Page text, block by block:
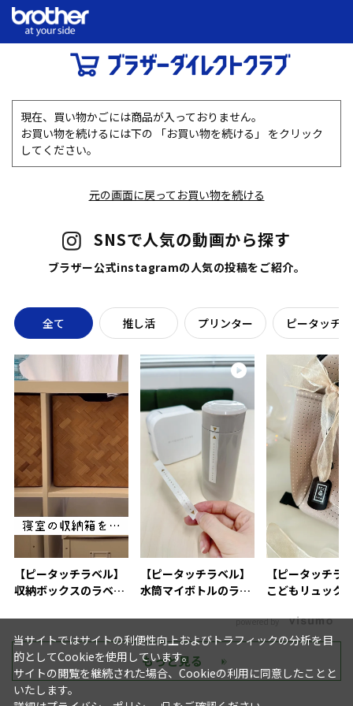
現在、買い物かごには商品が入っておりません。
お買い物を続けるには下の 「お買い物を続ける」 をクリック
してください。
元の画面に戻ってお買い物を続ける
SNSで人気の動画から探す
ブラザー公式instagramの人気の投稿をご紹介。
全て 推し活 プリンター ピータッチ
【ピータッチラベル】
収納ボックスのラベリ
【ピータッチラベル】
水筒マイボトルのラベ
【ピータッチラ
こどもリュック
powered by
もっと見る
当サイトではサイトの利便性向上およびトラフィックの分析を目
的としてCookieを使用しています。
サイトの閲覧を継続された場合、Cookieの利用に同意したことと
いたします。